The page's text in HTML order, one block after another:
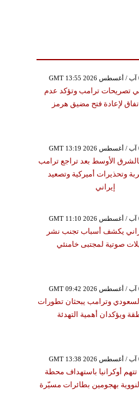
تصريحات ترامب وتؤكد عدم
لإعادة فتح مضيق هرمز
الأوسط بعد تراجع ترامب
وتحذيرات أميركية وتصعيد
إيراني
يكشف أسباب تجنب نشر
صوتية لمجتبى خامنئي
وترامب يبحثان تطورات
ويؤكدان أهمية التهدئة
أوكرانيا باستهداف محطة
بهجومين بطائرات مسيّرة